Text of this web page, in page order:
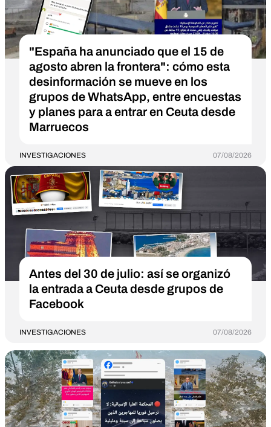
"España ha anunciado que el 15 de
agosto abren la frontera": cómo esta
desinformación se mueve en los
grupos de WhatsApp, entre encuestas
y planes para a entrar en Ceuta desde
Marruecos
INVESTIGACIONES 07/08/2026
Antes del 30 de julio: así se organizó
la entrada a Ceuta desde grupos de
Facebook
INVESTIGACIONES 07/08/2026